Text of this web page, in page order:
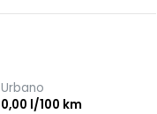
Urbano
0,00 l/100 km